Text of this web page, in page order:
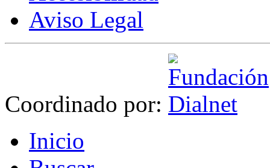
Aviso Legal
Coordinado por:
Inicio